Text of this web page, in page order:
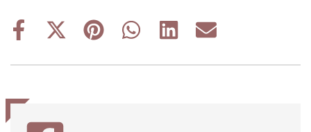
Share
Share
(Twitter)
Share
Share
Share
Share